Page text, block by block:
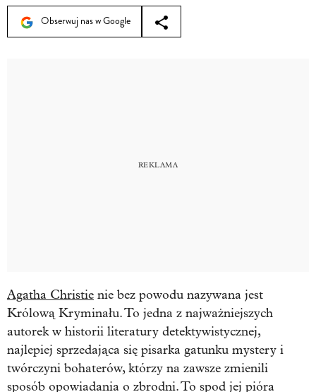
Obserwuj nas w Google
Agatha Christie nie bez powodu nazywana jest
Królową Kryminału. To jedna z najważniejszych
autorek w historii literatury detektywistycznej,
najlepiej sprzedająca się pisarka gatunku mystery i
twórczyni bohaterów, którzy na zawsze zmienili
sposób opowiadania o zbrodni. To spod jej pióra